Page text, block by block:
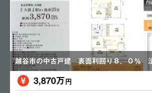
3,870万円